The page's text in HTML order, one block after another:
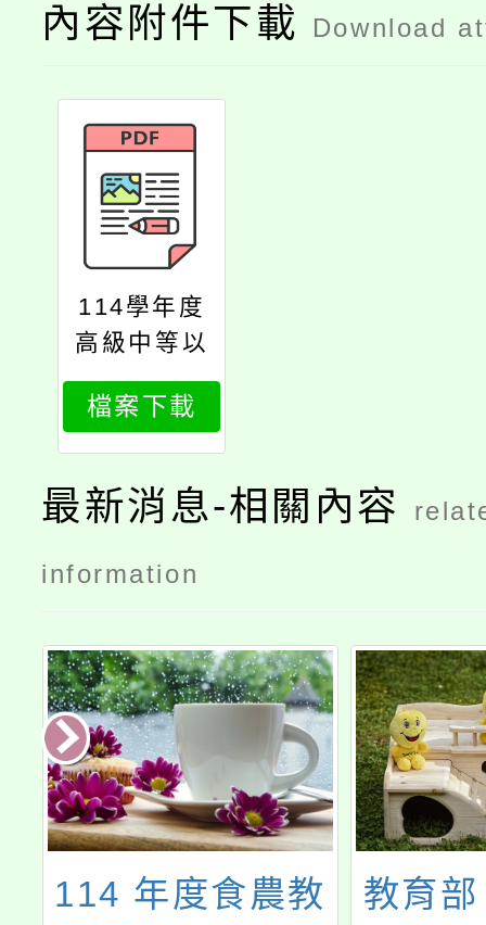
內容附件下載 Download
114學年度
高級中等以
下學校飲用
水安全研習
會
檔案下載
最新消息-相關內容
information
114 年度食農教
教育